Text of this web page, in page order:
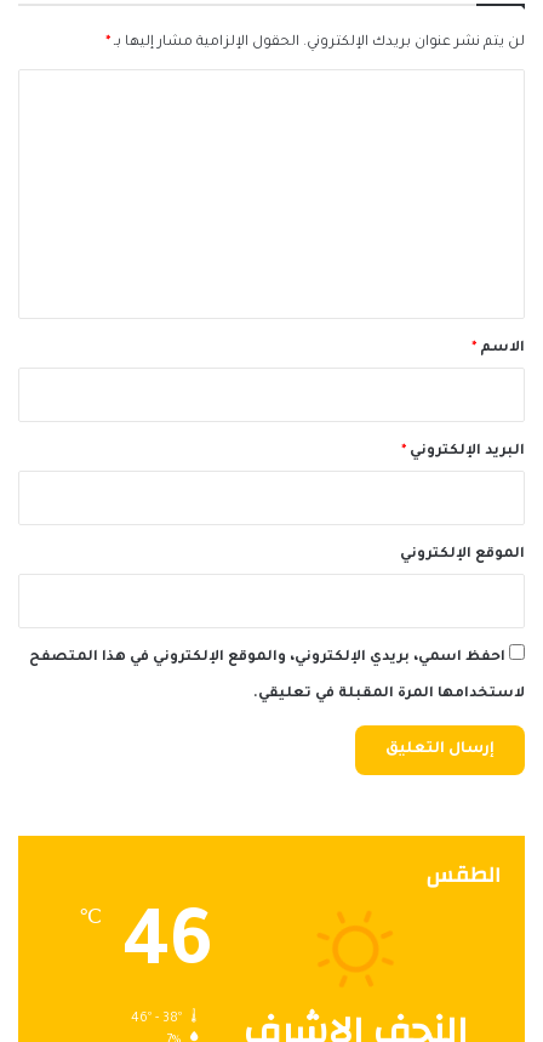
لن يتم نشر عنوان بريدك الإلكتروني. الحقول الإلزامية مشار إليها بـ *
*الاسم *
البريد الإلكتروني *
الموقع الإلكتروني
احفظ اسمي، بريدي الإلكتروني، والموقع الإلكتروني في هذا المتصفح
لاستخدامها المرة المقبلة في تعليقي.
الطقس
46
℃
46º - 38º